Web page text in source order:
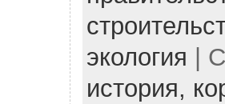
экология |
история,